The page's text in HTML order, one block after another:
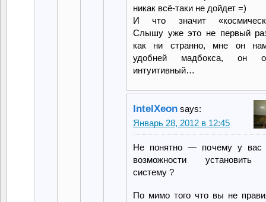
никак всё-таки не дойдет =)
И что значит
Слышу уже это не первый
как ни странно, мне он
удобней мадбокса, он
интуитивный…
IntelXeon says:
Январь 28, 2012 в 12:45
Не понятно — почему у вас
возможности
систему ?
По мимо того что вы не